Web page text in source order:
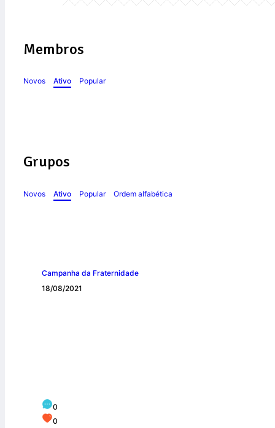
Membros
Novos Ativo Popular
Grupos
Novos Ativo Popular Ordem alfabética
Campanha da Fraternidade
18/08/2021
0
0